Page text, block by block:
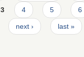
3 4 5 6
next › last »